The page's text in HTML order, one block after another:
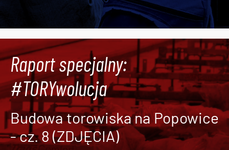
Raport specjalny:
#TORYwolucja
Budowa torowiska na Popowice
- cz. 8 (ZDJĘCIA)